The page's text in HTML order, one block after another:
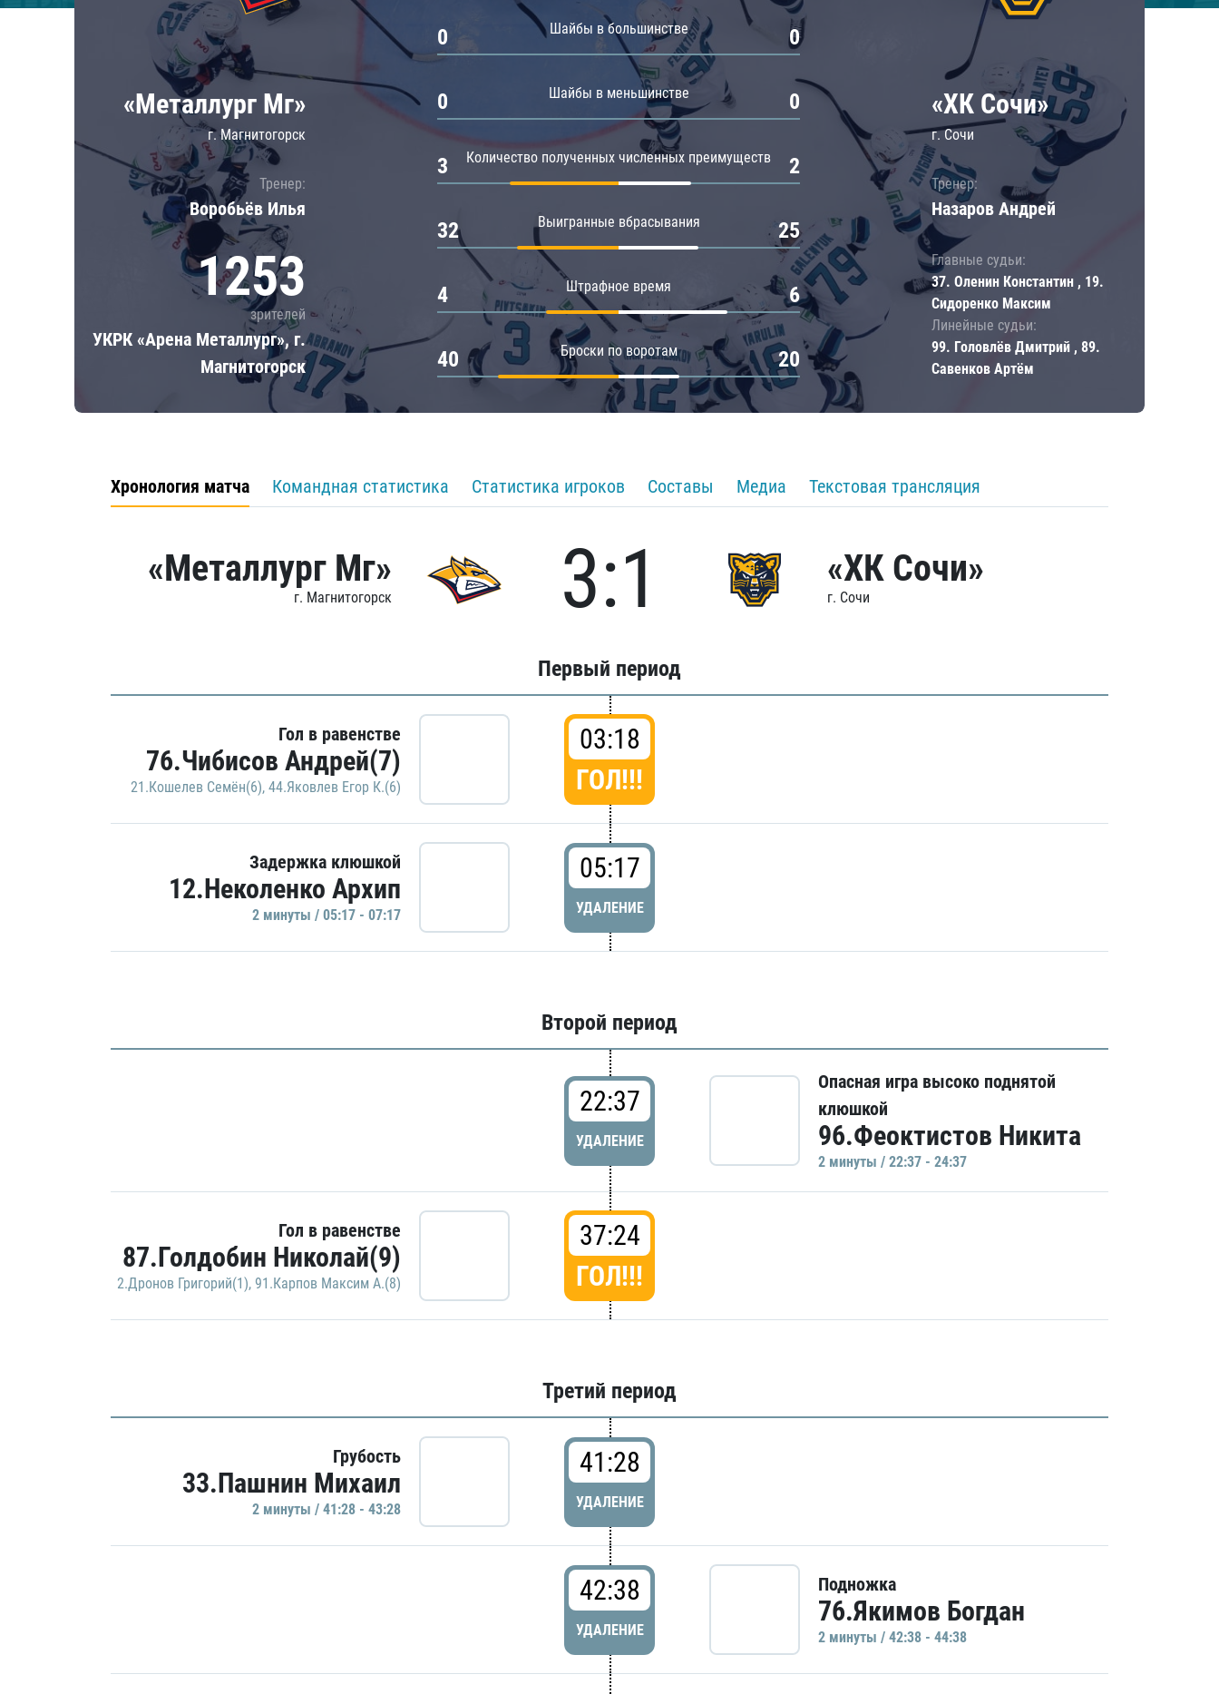
Локомотив
ЦСКА
Шанхайские Драконы
«Металлург Мг»
г. Магнитогорск
Тренер:
Воробьёв Илья
1253
зрителей
УКРК «Арена Металлург», г.
Магнитогорск
Шайбы в большинстве
0 0
Шайбы в меньшинстве
0 0
Количество полученных численных преимуществ
3 2
Выигранные вбрасывания
32 25
Штрафное время
4 6
Броски по воротам
40 20
«ХК Сочи»
г. Сочи
Тренер:
Назаров Андрей
Главные судьи:
37. Оленин Константин , 19.
Сидоренко Максим
Линейные судьи:
99. Головлёв Дмитрий , 89.
Савенков Артём
Хронология матча Командная статистика Статистика игроков Составы Медиа Текстовая трансляция
«Металлург Мг»
г. Магнитогорск 3:1 «ХК Сочи»
г. Сочи
Первый период
Гол в равенстве
76.Чибисов Андрей(7)
21.Кошелев Семён(6), 44.Яковлев Егор К.(6)
03:18
ГОЛ!!!
Задержка клюшкой
12.Неколенко Архип
2 минуты / 05:17 - 07:17
05:17
УДАЛЕНИЕ
Второй период
22:37
УДАЛЕНИЕ
Опасная игра высоко поднятой
клюшкой
96.Феоктистов Никита
2 минуты / 22:37 - 24:37
Гол в равенстве
87.Голдобин Николай(9)
2.Дронов Григорий(1), 91.Карпов Максим А.(8)
37:24
ГОЛ!!!
Третий период
Грубость
33.Пашнин Михаил
2 минуты / 41:28 - 43:28
41:28
УДАЛЕНИЕ
42:38
УДАЛЕНИЕ
Подножка
76.Якимов Богдан
2 минуты / 42:38 - 44:38